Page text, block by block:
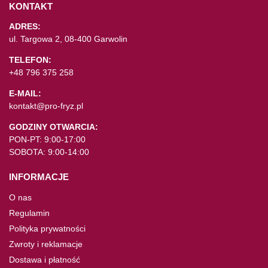
KONTAKT
ADRES:
ul. Targowa 2, 08-400 Garwolin
TELEFON:
+48 796 375 258
E-MAIL:
kontakt@pro-fryz.pl
GODZINY OTWARCIA:
PON-PT: 9:00-17:00
SOBOTA: 9:00-14:00
INFORMACJE
O nas
Regulamin
Polityka prywatności
Zwroty i reklamacje
Dostawa i płatność